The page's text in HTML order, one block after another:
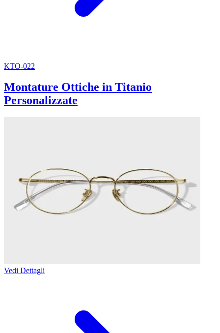
KTO-022
Montature Ottiche in Titanio
Personalizzate
Vedi Dettagli